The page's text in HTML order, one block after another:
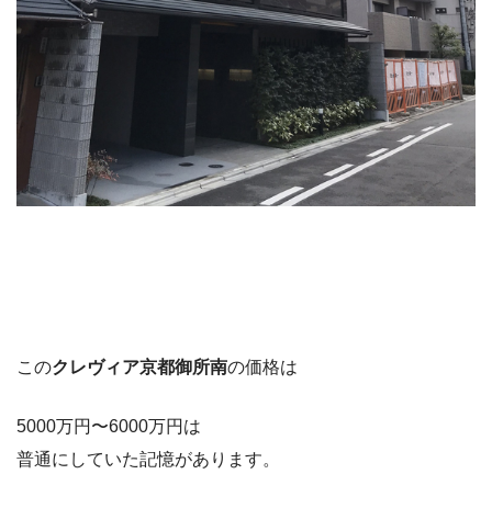
このクレヴィア京都御所南の価格は
5000万円〜6000万円は
普通にしていた記憶があります。